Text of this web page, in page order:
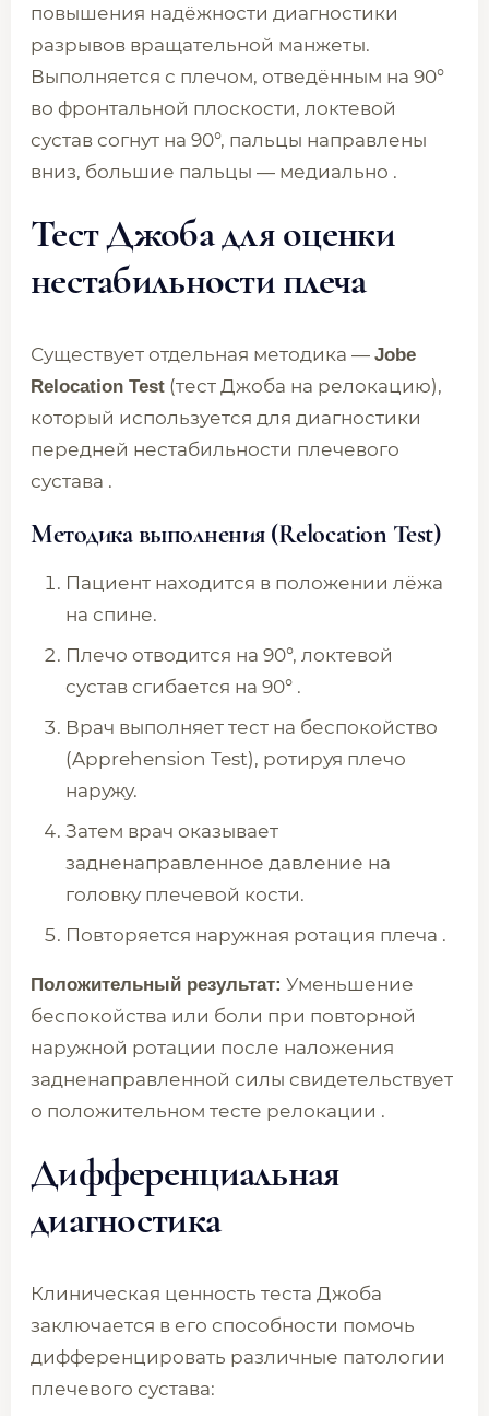
повышения надёжности диагностики
разрывов вращательной манжеты.
Выполняется с плечом, отведённым на 90°
во фронтальной плоскости, локтевой
сустав согнут на 90°, пальцы направлены
вниз, большие пальцы — медиально .
Тест Джоба для оценки
нестабильности плеча
Существует отдельная методика — Jobe
Relocation Test (тест Джоба на релокацию),
который используется для диагностики
передней нестабильности плечевого
сустава .
Методика выполнения (Relocation Test)
Пациент находится в положении лёжа
на спине.
Плечо отводится на 90°, локтевой
сустав сгибается на 90° .
Врач выполняет тест на беспокойство
(Apprehension Test), ротируя плечо
наружу.
Затем врач оказывает
задненаправленное давление на
головку плечевой кости.
Повторяется наружная ротация плеча .
Положительный результат: Уменьшение
беспокойства или боли при повторной
наружной ротации после наложения
задненаправленной силы свидетельствует
о положительном тесте релокации .
Дифференциальная
диагностика
Клиническая ценность теста Джоба
заключается в его способности помочь
дифференцировать различные патологии
плечевого сустава: